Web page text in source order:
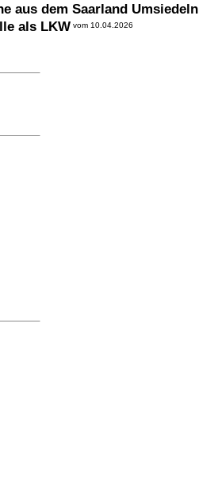
aus dem Saarland Umsiedeln
als LKW vom 10.04.2026